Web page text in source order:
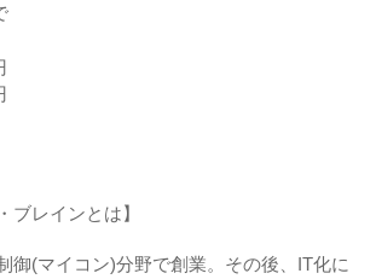
ブレインとは】
御(マイコン)分野で創業。その後、IT化に